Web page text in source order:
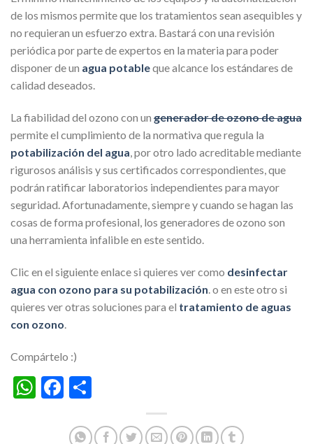
de los mismos permite que los tratamientos sean asequibles y
no requieran un esfuerzo extra. Bastará con una revisión
periódica por parte de expertos en la materia para poder
disponer de un agua potableque alcance los estándares de
calidad deseados.
La fiabilidad del ozono con un generador de ozono de agua
permite el cumplimiento de la normativa que regula la
potabilización del agua, por otro lado acreditable mediante
rigurosos análisis y sus certificados correspondientes, que
podrán ratificar laboratorios independientes para mayor
seguridad. Afortunadamente, siempre y cuando se hagan las
cosas de forma profesional, los generadores de ozono son
una herramienta infalible en este sentido.
Clic en el siguiente enlace si quieres ver como desinfectar
agua con ozono para su potabilización. o en este otro si
quieres ver otras soluciones para el tratamiento de aguas
con ozono.
Compártelo :)
WhatsApp
Facebook